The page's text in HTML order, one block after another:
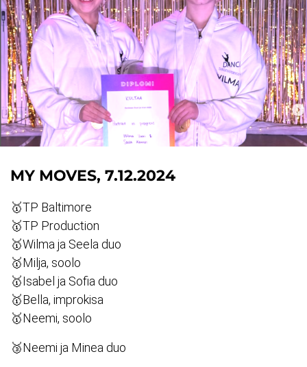
MY MOVES, 7.12.2024
🥇TP Baltimore
🥇TP Production
🥇Wilma ja Seela duo
🥇Milja, soolo
🥇Isabel ja Sofia duo
🥇Bella, improkisa
🥇Neemi, soolo
🥉Neemi ja Minea duo